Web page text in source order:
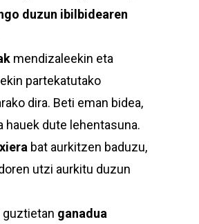
duzun ibilbidearen
mendizaleekin eta
partekatutako
dira. Beti eman bidea,
hauek dute lehentasuna.
bat aurkitzen baduzu,
utzi aurkitu duzun
guztietan ganadua